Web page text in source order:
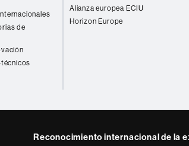
de
Alianza europea ECIU
Horizon Europe
Reconocimiento internacional de la